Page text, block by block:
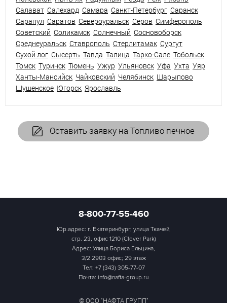
Салават Салехард Самара Санкт-Петербург Саранск
Сарапул Саратов Североуральск Серов Симферополь
Советский Соликамск Солнечный Сосновоборск
Среднеуральск Ставрополь Стерлитамак Сургут
Сухой лог Сысерть Тавда Талица Тарко-Сале Тобольск
Томск Туринск Тюмень Ужур Ульяновск Уфа Ухта Уяр
Ханты-Мансийск Чайковский Челябинск Шарыпово
Шушенское Югорск Ярославль
Оставить заявку на Топливо печное
8-800-77-55-460
Юр.адрес: г. Екатеринбург, улица Ткачей,
стр. 23, офис 1210 (Clever Park)
Адрес: Улица Бориса Ельцина,
3/2 2903 офис; 29 этаж
Тел: +7 (343) 305-77-07
Почта: info@nafta-group.ru
© ООО "НАФТА ГРУПП"